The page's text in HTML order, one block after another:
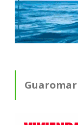
Guaromar